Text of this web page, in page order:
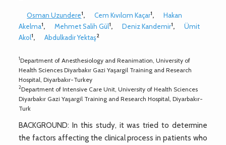
Osman Uzundere1, Cem Kıvılcım Kaçar1,
Hakan
Akelma1, Mehmet Salih Gül1, Deniz Kandemir1,
Ümit
Akol1, Abdulkadir Yektaş2
1Department of Anesthesiology and Reanimation, University of
Health Sciences Diyarbakır Gazi Yaşargil Training and Research
Hospital, Diyarbakır-Turkey
2Department of Intensive Care Unit, University of Health Sciences
Diyarbakır Gazi Yaşargil Training and Research Hospital, Diyarbakır-
Turk
BACKGROUND: In this study, it was tried to determine
the factors affecting the clinical process in patients who